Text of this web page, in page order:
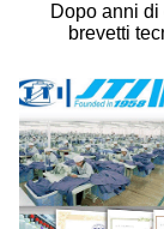
Dopo anni
brevetti